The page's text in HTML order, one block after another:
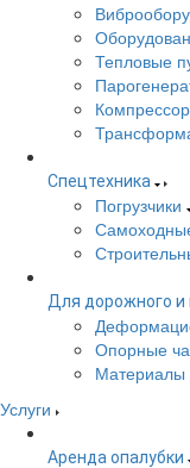
Тепловые
Спецтехника
Погрузчики
Для дорожного и
Опорные
Материалы
Услуги
Аренда опалубки